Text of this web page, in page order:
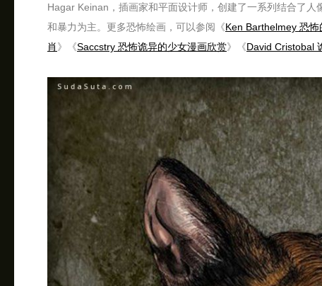
Hagar Keinan，插画家和平面设计师，创建了一系列结合了
和暴力为主。更多恐怖绘画，可以参阅《Ken Barthelmey 恐
肖》《Saccstry 恐怖诡异的少女漫画欣赏》《David Cristobal